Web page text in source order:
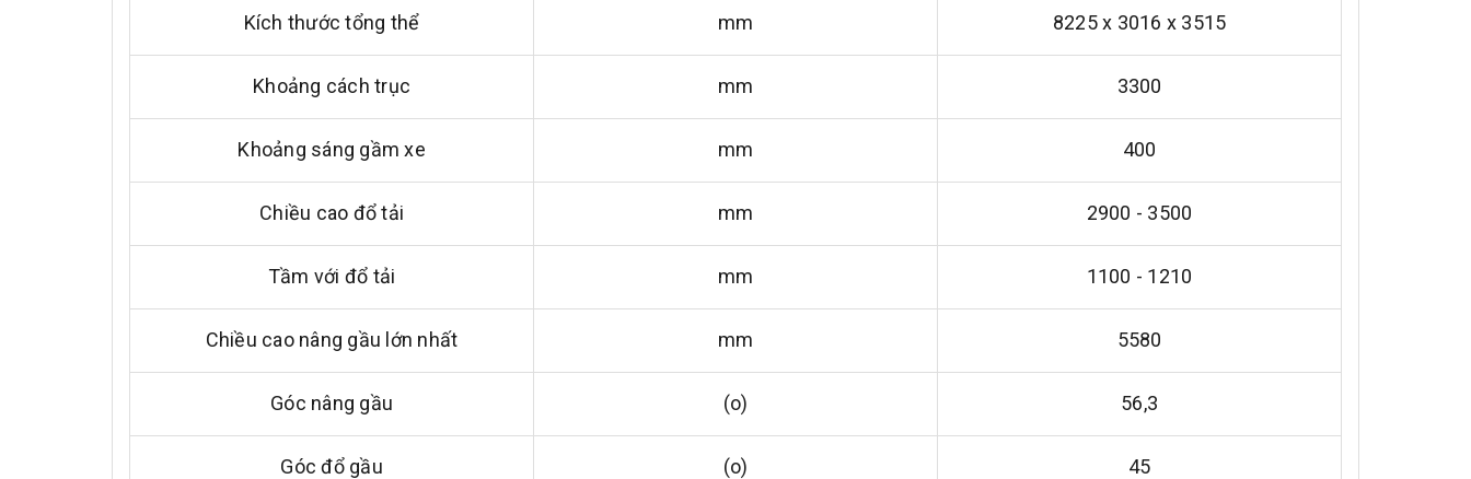
Kích thước tổng thể mm 8225 x 3016 x 3515
Khoảng cách trục mm 3300
Khoảng sáng gầm xe mm 400
Chiều cao đổ tải mm 2900 - 3500
Tầm với đổ tải mm 1100 - 1210
Chiều cao nâng gầu lớn nhất mm 5580
Góc nâng gầu (o) 56,3
Góc đổ gầu (o) 45